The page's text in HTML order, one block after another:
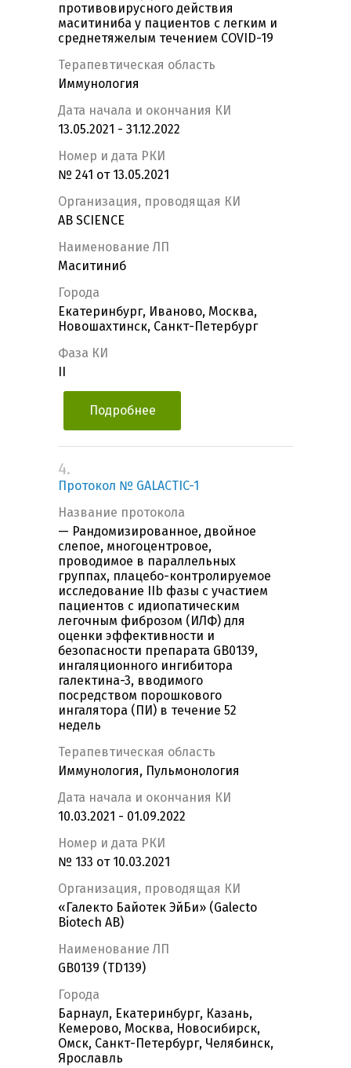
противовирусного действия
маситиниба у пациентов с легким и
среднетяжелым течением COVID-19
Терапевтическая область
Иммунология
Дата начала и окончания КИ
13.05.2021 - 31.12.2022
Номер и дата РКИ
№ 241 от 13.05.2021
Организация, проводящая КИ
AB SCIENCE
Наименование ЛП
Маситиниб
Города
Екатеринбург, Иваново, Москва,
Новошахтинск, Санкт-Петербург
Фаза КИ
Подробнее
4.
Протокол № GALACTIC-1
Название протокола
— Рандомизированное, двойное
слепое, многоцентровое,
проводимое в параллельных
группах, плацебо-контролируемое
исследование IIb фазы с участием
пациентов с идиопатическим
легочным фиброзом (ИЛФ) для
оценки эффективности и
безопасности препарата GB0139,
ингаляционного ингибитора
галектина-3, вводимого
посредством порошкового
ингалятора (ПИ) в течение 52
недель
Терапевтическая область
Иммунология, Пульмонология
Дата начала и окончания КИ
10.03.2021 - 01.09.2022
Номер и дата РКИ
№ 133 от 10.03.2021
Организация, проводящая КИ
«Галекто Байотек ЭйБи» (Galecto
Biotech AB)
Наименование ЛП
GB0139 (TD139)
Города
Барнаул, Екатеринбург, Казань,
Кемерово, Москва, Новосибирск,
Омск, Санкт-Петербург, Челябинск,
Ярославль